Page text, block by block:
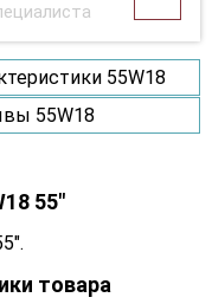
55W18
55W18
55"
товара